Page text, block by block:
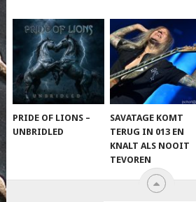
PRIDE OF LIONS –
UNBRIDLED
SAVATAGE KOMT
TERUG IN 013 EN
KNALT ALS NOOIT
TEVOREN